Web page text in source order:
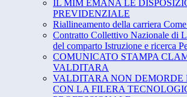
IL MIM EMANA LE
PREVIDENZIALE
Riallineamento della carriera
Contratto Collettivo Nazionale di
del comparto Istruzione e ricerca
COMUNICATO STAMPA
VALDITARA
VALDITARA NON DEMORDE
CON LA FILERA